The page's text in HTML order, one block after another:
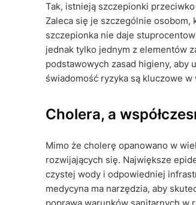
Tak, istnieją szczepionki
Zaleca się je szczególnie
szczepionka nie daje
jednak tylko jednym z elementów
podstawowych zasad higieny, aby
świadomość ryzyka są kluczowe w
Cholera, a
Mimo że cholerę opanowano w
rozwijających się. Największe
czystej wody i odpowiedniej
medycyna ma narzędzia, aby